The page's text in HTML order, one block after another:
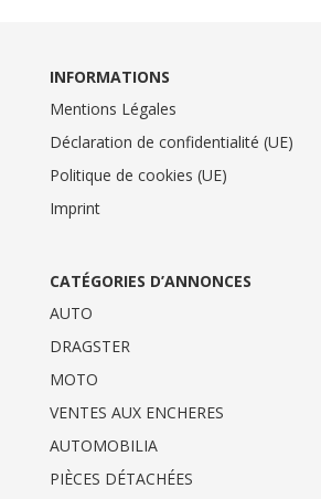
INFORMATIONS
Mentions Légales
Déclaration de confidentialité (UE)
Politique de cookies (UE)
Imprint
CATÉGORIES D’ANNONCES
AUTO
DRAGSTER
MOTO
VENTES AUX ENCHERES
AUTOMOBILIA
PIÈCES DÉTACHÉES